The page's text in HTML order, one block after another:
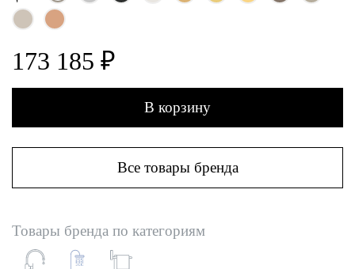
173 185 ₽
В корзину
Все товары бренда
Товары бренда по категориям